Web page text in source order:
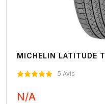
MICHELIN LATITUDE
5 Avis
N/A